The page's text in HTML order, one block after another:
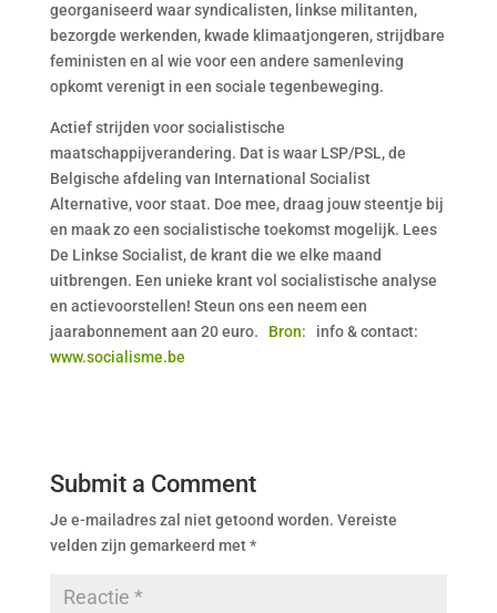
georganiseerd waar syndicalisten, linkse militanten,
bezorgde werkenden, kwade klimaatjongeren, strijdbare
feministen en al wie voor een andere samenleving
opkomt verenigt in een sociale tegenbeweging.
Actief strijden voor socialistische
maatschappijverandering. Dat is waar LSP/PSL, de
Belgische afdeling van International Socialist
Alternative, voor staat. Doe mee, draag jouw steentje bij
en maak zo een socialistische toekomst mogelijk. Lees
De Linkse Socialist, de krant die we elke maand
uitbrengen. Een unieke krant vol socialistische analyse
en actievoorstellen! Steun ons een neem een
jaarabonnement aan 20 euro. Bron:
info & contact:
www.socialisme.be
Submit a Comment
Je e-mailadres zal niet getoond worden. Vereiste
velden zijn gemarkeerd met*